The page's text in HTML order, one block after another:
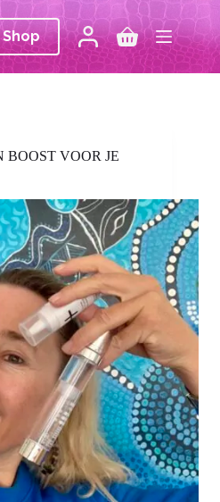
Winkelwagen
VOOR JE